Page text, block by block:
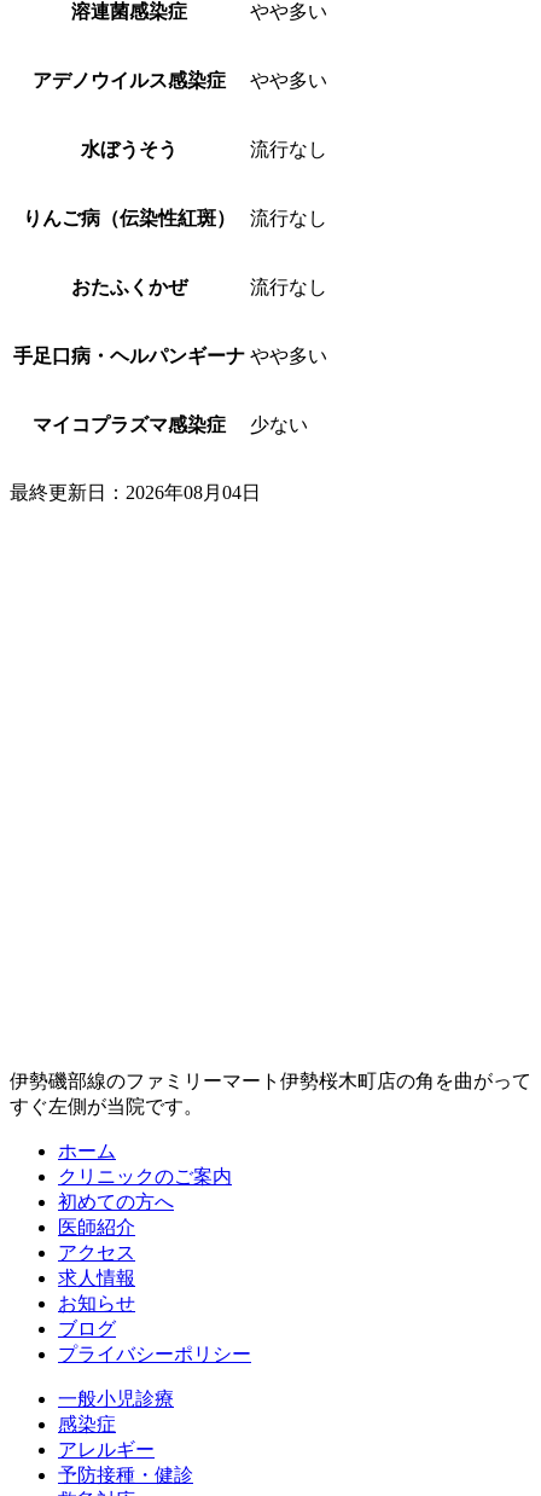
溶連菌感染症 やや多い
アデノウイルス感染症 やや多い
水ぼうそう 流行なし
りんご病（伝染性紅斑） 流行なし
おたふくかぜ 流行なし
手足口病・ヘルパンギーナ やや多い
マイコプラズマ感染症 少ない
最終更新日：2026年08月04日
伊勢磯部線のファミリーマート伊勢桜木町店の角を曲がって
すぐ左側が当院です。
ホーム
クリニックのご案内
初めての方へ
医師紹介
アクセス
求人情報
お知らせ
ブログ
プライバシーポリシー
一般小児診療
感染症
アレルギー
予防接種・健診